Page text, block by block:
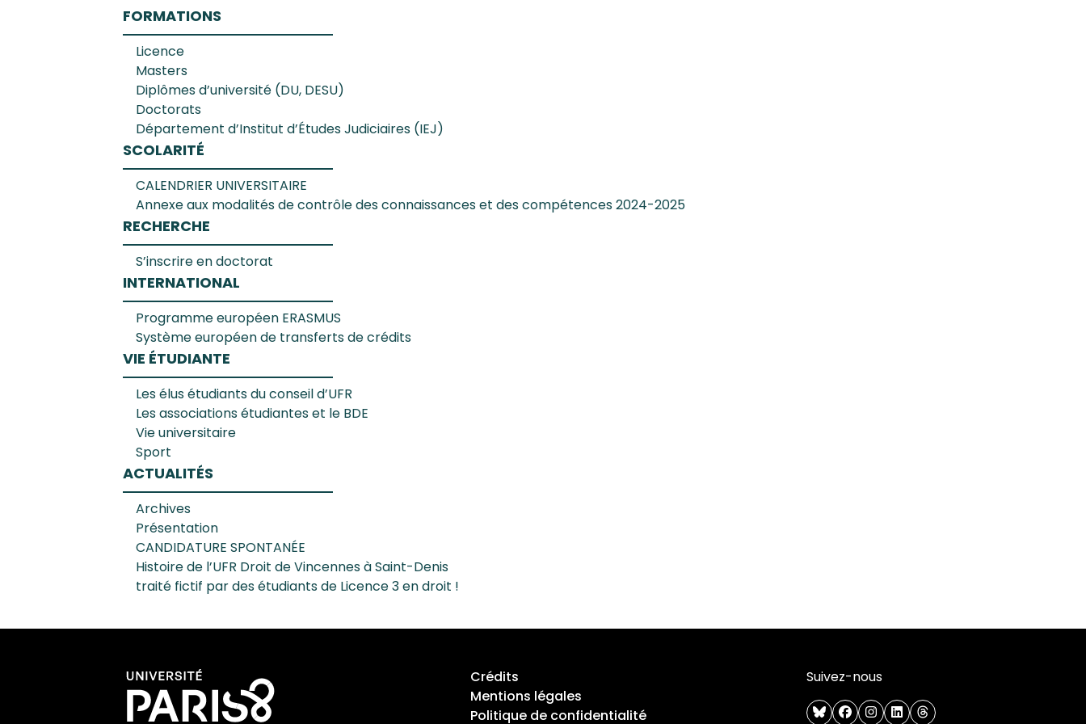
Les enseignants
L’administration de l’UFR
Situation et accès
Diplômes d’université (DU, DESU)
Doctorats
Département d’Institut d’Études Judiciaires (IEJ)
Vie universitaire
Sport
CANDIDATURE SPONTANÉE
Histoire de l’UFR Droit de Vincennes à Saint-Denis
traité fictif par des étudiants de Licence 3 en droit !
FORMATIONS
Licence
Masters
Diplômes d’université (DU, DESU)
Doctorats
Département d’Institut d’Études Judiciaires (IEJ)
SCOLARITÉ
CALENDRIER UNIVERSITAIRE
Annexe aux modalités de contrôle des connaissances et des compétences 2024-2025
RECHERCHE
S’inscrire en doctorat
INTERNATIONAL
Programme européen ERASMUS
Système européen de transferts de crédits
VIE ÉTUDIANTE
Les élus étudiants du conseil d’UFR
Les associations étudiantes et le BDE
Vie universitaire
Sport
ACTUALITÉS
Archives
Présentation
CANDIDATURE SPONTANÉE
Histoire de l’UFR Droit de Vincennes à Saint-Denis
traité fictif par des étudiants de Licence 3 en droit !
Crédits
Mentions légales
Politique de confidentialité
Suivez-nous
blueskyfacebook
instagram
linkedinthreads